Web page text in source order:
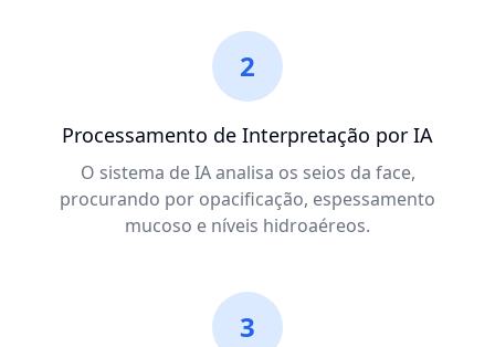
2
Processamento de Interpretação por IA
O sistema de IA analisa os seios da face,
procurando por opacificação, espessamento
mucoso e níveis hidroaéreos.
3